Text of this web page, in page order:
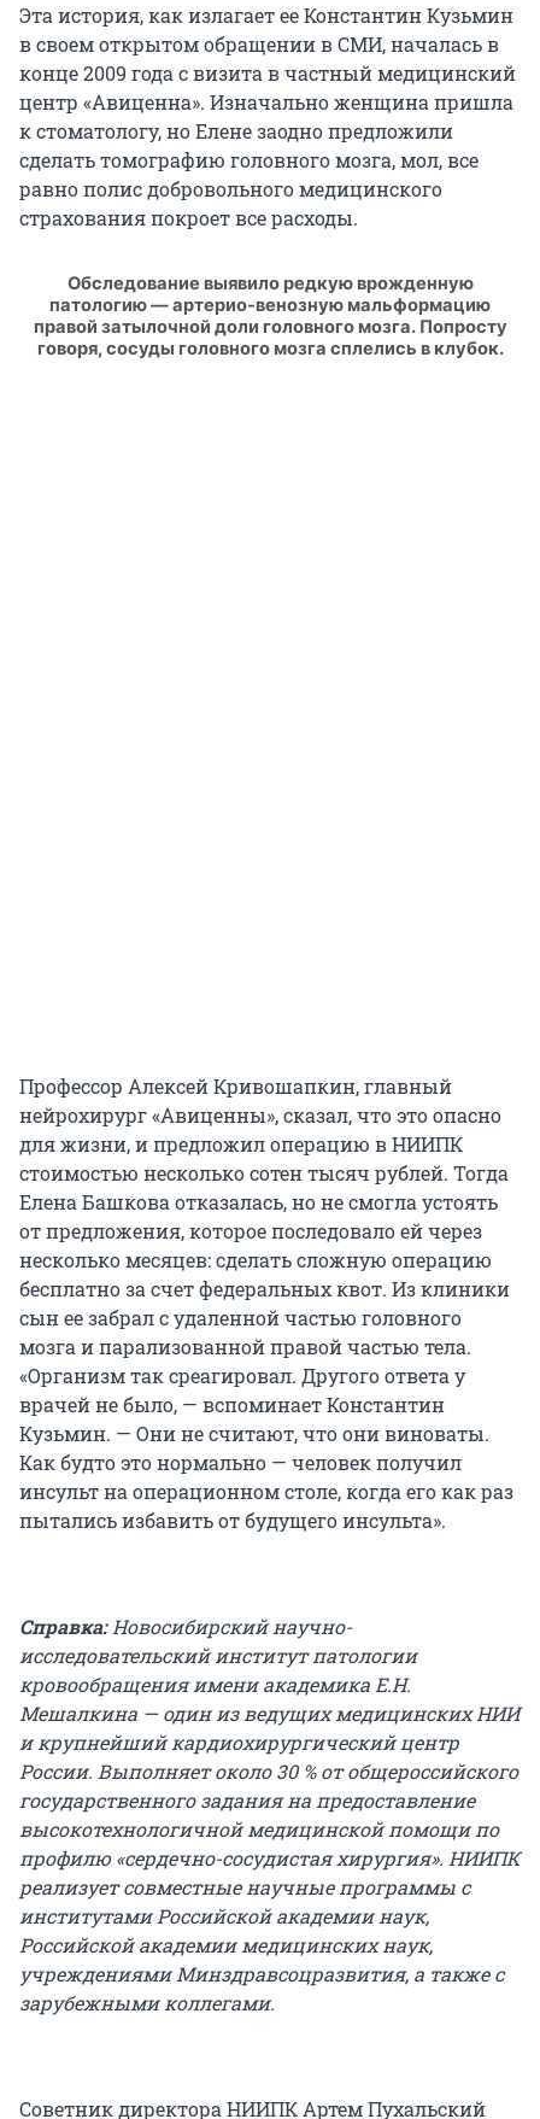
Эта история, как излагает ее Константин Кузьмин
в своем открытом обращении в СМИ, началась в
конце 2009 года с визита в частный медицинский
центр «Авиценна». Изначально женщина пришла
к стоматологу, но Елене заодно предложили
сделать томографию головного мозга, мол, все
равно полис добровольного медицинского
страхования покроет все расходы.
Обследование выявило редкую врожденную
патологию — артерио-венозную мальформацию
правой затылочной доли головного мозга. Попросту
говоря, сосуды головного мозга сплелись в клубок.
Профессор Алексей Кривошапкин, главный
нейрохирург «Авиценны», сказал, что это опасно
для жизни, и предложил операцию в НИИПК
стоимостью несколько сотен тысяч рублей. Тогда
Елена Башкова отказалась, но не смогла устоять
от предложения, которое последовало ей через
несколько месяцев: сделать сложную операцию
бесплатно за счет федеральных квот. Из клиники
сын ее забрал с удаленной частью головного
мозга и парализованной правой частью тела.
«Организм так среагировал. Другого ответа у
врачей не было, — вспоминает Константин
Кузьмин. — Они не считают, что они виноваты.
Как будто это нормально — человек получил
инсульт на операционном столе, когда его как раз
пытались избавить от будущего инсульта».
Справка:Новосибирский научно-
исследовательский институт патологии
кровообращения имени академика Е.Н.
Мешалкина — один из ведущих медицинских НИИ
и крупнейший кардиохирургический центр
России. Выполняет около 30 % от общероссийского
государственного задания на предоставление
высокотехнологичной медицинской помощи по
профилю «сердечно-сосудистая хирургия». НИИПК
реализует совместные научные программы с
институтами Российской академии наук,
Российской академии медицинских наук,
учреждениями Минздравсоцразвития, а также с
зарубежными коллегами.
Советник директора НИИПК Артем Пухальский